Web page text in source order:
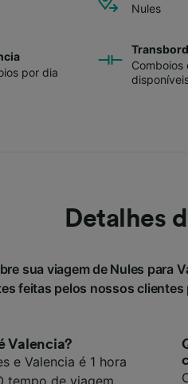
Nules
por dia
Comboios
Detalhes
sua viagem de Nules para
feitas pelos nossos clientes
Valencia?
e Valencia é 1 hora
tempo de viagem